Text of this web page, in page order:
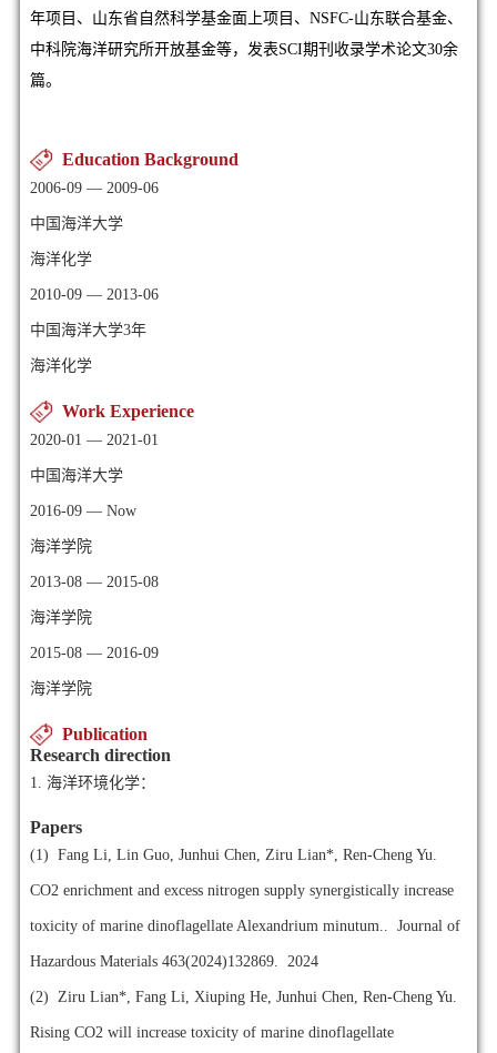
年项目、山东省自然科学基金面上项目、NSFC-山东联合基金、
中科院海洋研究所开放基金等，发表SCI期刊收录学术论文30余
篇。
Education Background
2006-09 — 2009-06
中国海洋大学
海洋化学
2010-09 — 2013-06
中国海洋大学3年
海洋化学
Work Experience
2020-01 — 2021-01
中国海洋大学
2016-09 — Now
海洋学院
2013-08 — 2015-08
海洋学院
2015-08 — 2016-09
海洋学院
Publication
Research direction
1. 海洋环境化学：
Papers
(1) Fang Li, Lin Guo, Junhui Chen, Ziru Lian*, Ren-Cheng Yu.
CO2 enrichment and excess nitrogen supply synergistically increase
toxicity of marine dinoflagellate Alexandrium minutum.. Journal of
Hazardous Materials 463(2024)132869. 2024
(2) Ziru Lian*, Fang Li, Xiuping He, Junhui Chen, Ren-Cheng Yu.
Rising CO2 will increase toxicity of marine dinoflagellate